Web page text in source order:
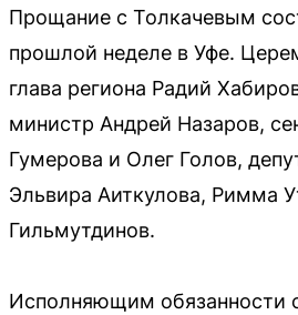
Прощание с Толкачевым
прошлой неделе в Уфе.
глава региона Радий
министр Андрей Назаров,
Гумерова и Олег Голов,
Эльвира Аиткулова, Римма
Гильмутдинов.
Исполняющим обязанности